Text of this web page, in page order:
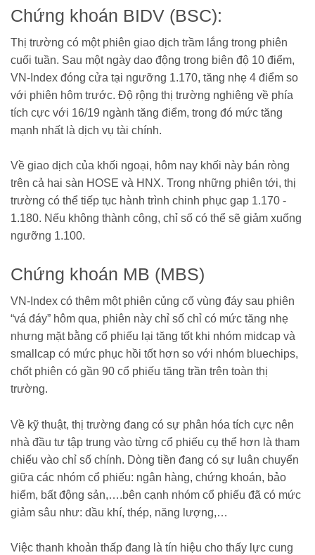
Chứng khoán BIDV (BSC):
Thị trường có một phiên giao dịch trầm lắng trong phiên
cuối tuần. Sau một ngày dao động trong biên độ 10 điểm,
VN-Index đóng cửa tại ngưỡng 1.170, tăng nhẹ 4 điểm so
với phiên hôm trước. Độ rộng thị trường nghiêng về phía
tích cực với 16/19 ngành tăng điểm, trong đó mức tăng
mạnh nhất là dịch vụ tài chính.
Về giao dịch của khối ngoại, hôm nay khối này bán ròng
trên cả hai sàn HOSE và HNX. Trong những phiên tới, thị
trường có thể tiếp tục hành trình chinh phục gap 1.170 -
1.180. Nếu không thành công, chỉ số có thể sẽ giảm xuống
ngưỡng 1.100.
Chứng khoán MB (MBS)
VN-Index có thêm một phiên củng cố vùng đáy sau phiên
“vá đáy” hôm qua, phiên này chỉ số chỉ có mức tăng nhẹ
nhưng mặt bằng cổ phiếu lại tăng tốt khi nhóm midcap và
smallcap có mức phục hồi tốt hơn so với nhóm bluechips,
chốt phiên có gần 90 cổ phiếu tăng trần trên toàn thị
trường.
Về kỹ thuật, thị trường đang có sự phân hóa tích cực nên
nhà đầu tư tập trung vào từng cổ phiếu cụ thể hơn là tham
chiếu vào chỉ số chính. Dòng tiền đang có sự luân chuyển
giữa các nhóm cổ phiếu: ngân hàng, chứng khoán, bảo
hiểm, bất động sản,….bên cạnh nhóm cổ phiếu đã có mức
giảm sâu như: dầu khí, thép, năng lượng,…
Việc thanh khoản thấp đang là tín hiệu cho thấy lực cung